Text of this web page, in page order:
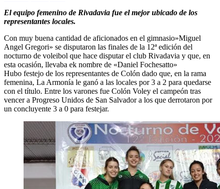
El equipo femenino de Rivadavia fue el mejor ubicado de los
representantes locales.
Con muy buena cantidad de aficionados en el gimnasio»Miguel
Angel Gregori» se disputaron las finales de la 12ª edición del
nocturno de voleibol que hace disputar el club Rivadavia y que, en
esta ocasión, llevaba ek nombre de «Daniel Fochesatto»
Hubo festejo de los representantes de Colón dado que, en la rama
femenina, La Armonía le ganó a las locales por 3 a 2 para quedarse
con el título. Entre los varones fue Colón Voley el campeón tras
vencer a Progreso Unidos de San Salvador a los que derrotaron por
un concluyente 3 a 0 para festejar.